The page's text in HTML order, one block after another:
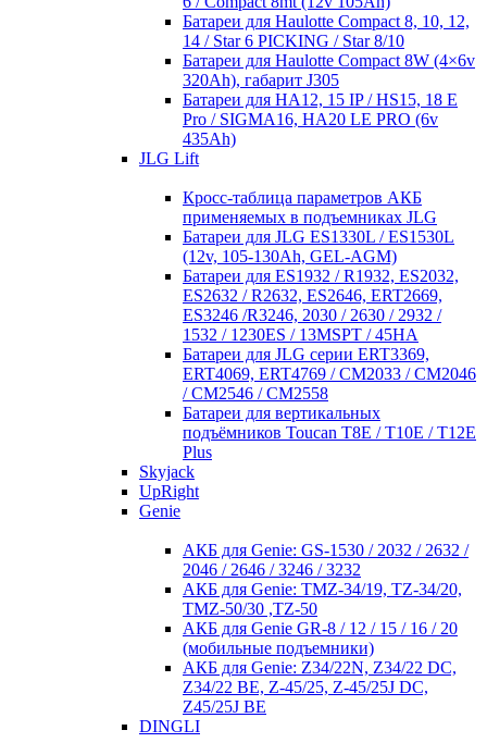
Батареи для Haulotte Compact 8, 10, 12,
14 / Star 6 PICKING / Star 8/10
Батареи для Haulotte Compact 8W (4×6v
320Ah), габарит J305
Батареи для HA12, 15 IP / HS15, 18 E
Pro / SIGMA16, HA20 LE PRO (6v
435Ah)
JLG Lift
Кросc-таблица параметров АКБ
применяемых в подъемниках JLG
Батареи для JLG ES1330L / ES1530L
(12v, 105-130Ah, GEL-AGM)
Батареи для ES1932 / R1932, ES2032,
ES2632 / R2632, ES2646, ERT2669,
ES3246 /R3246, 2030 / 2630 / 2932 /
1532 / 1230ES / 13MSPT / 45HA
Батареи для JLG серии ERT3369,
ERT4069, ERT4769 / CM2033 / CM2046
/ CM2546 / CM2558
Батареи для вертикальных
подъёмников Toucan T8E / T10E / T12E
Plus
Skyjack
UpRight
Genie
АКБ для Genie: GS-1530 / 2032 / 2632 /
2046 / 2646 / 3246 / 3232
АКБ для Genie: TMZ-34/19, TZ-34/20,
TMZ-50/30 ,TZ-50
АКБ для Genie GR-8 / 12 / 15 / 16 / 20
(мобильные подъемники)
АКБ для Genie: Z34/22N, Z34/22 DC,
Z34/22 BE, Z-45/25, Z-45/25J DC,
Z45/25J BE
DINGLI